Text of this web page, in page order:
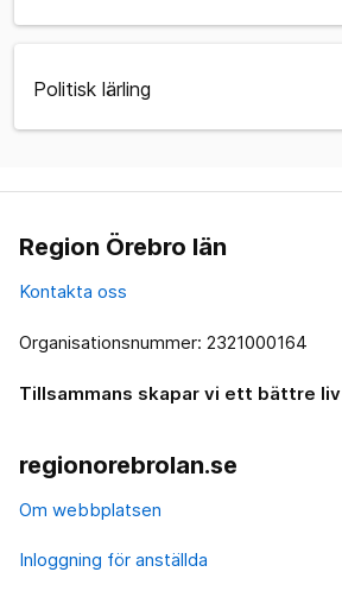
Politisk lärling
Region Örebro län
Kontakta oss
Organisationsnummer: 2321000164
Tillsammans skapar vi ett bättre liv
regionorebrolan.se
Om webbplatsen
Inloggning för anställda